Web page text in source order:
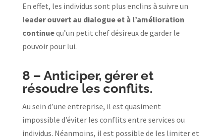
En effet, les individus sont plus enclins à suivre un
leader ouvert au dialogue et à l’amélioration
continuequ’un petit chef désireux de garder le
pouvoir pour lui.
8 – Anticiper, gérer et
résoudre les conflits.
Au sein d’une entreprise, il est quasiment
impossible d’éviter les conflits entre services ou
individus. Néanmoins, il est possible de les limiter et